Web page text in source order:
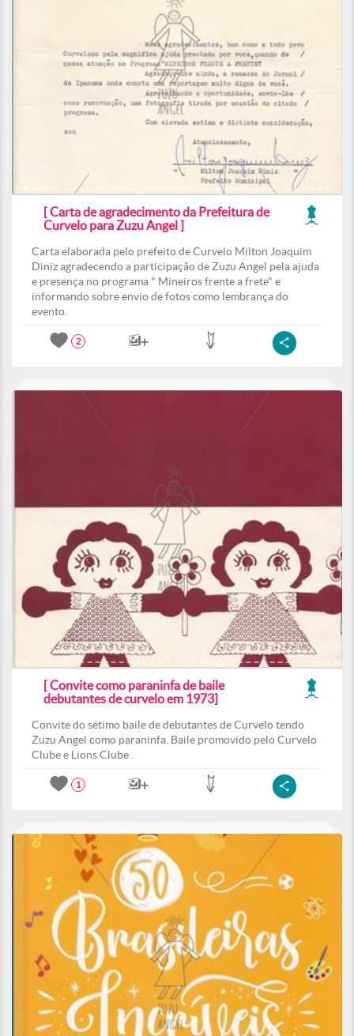
[ Carta de agradecimento da Prefeitura de
Curvelo para Zuzu Angel ]
Carta elaborada pelo prefeito de Curvelo Milton Joaquim
Diniz agradecendo a participação de Zuzu Angel pela ajuda
e presença no programa " Mineiros frente a frete" e
informando sobre envio de fotos como lembrança do
evento.
2
[ Convite como paraninfa de baile
debutantes de curvelo em 1973]
Convite do sétimo baile de debutantes de Curvelo tendo
Zuzu Angel como paraninfa. Baile promovido pelo Curvelo
Clube e Lions Clube .
1